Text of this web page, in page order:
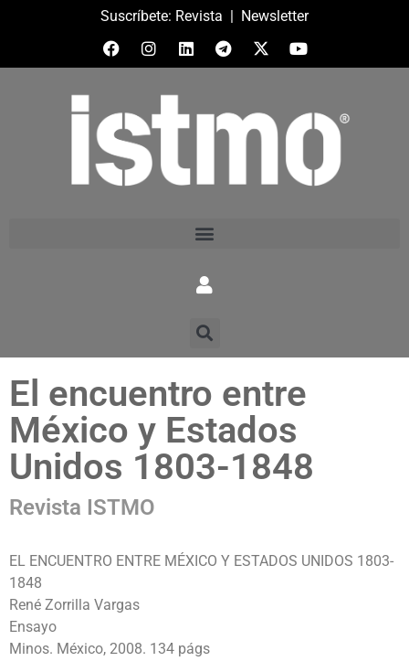
Suscríbete: Revista | Newsletter
El encuentro entre
México y Estados
Unidos 1803-1848
Revista ISTMO
EL ENCUENTRO ENTRE MÉXICO Y ESTADOS UNIDOS 1803-
1848
René Zorrilla Vargas
Ensayo
Minos. México, 2008. 134 págs